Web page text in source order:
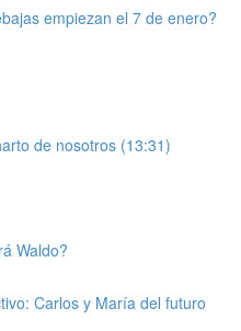
empiezan el 7 de enero?
de nosotros (13:31)
Waldo?
Carlos y María del futuro